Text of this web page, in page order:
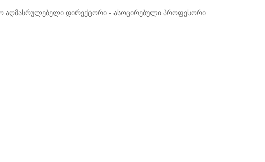
აღმასრულებელი დირექტორი - ასოცირებული პროფესორი